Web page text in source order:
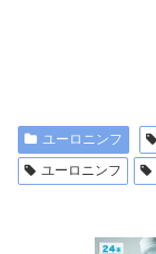
ユーロニンフ
ユーロニンフ